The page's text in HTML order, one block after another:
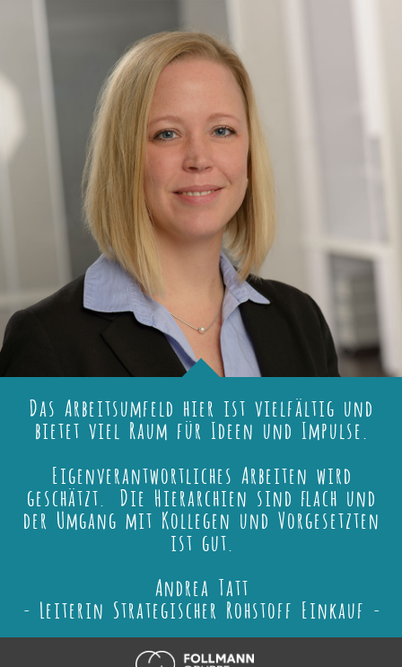
Das Arbeitsumfeld hier ist vielfältig und
bietet viel Raum für Ideen und Impulse.
Eigenverantwortliches Arbeiten wird
geschätzt. Die Hierarchien sind flach und
der Umgang mit Kollegen und Vorgesetzten
ist gut.
Andrea Tatt
- Leiterin Strategischer Rohstoff Einkauf -